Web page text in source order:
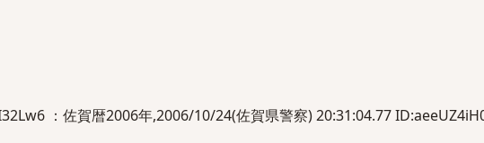
：佐賀暦2006年,2006/10/24(佐賀県警察) 20:31:04.77